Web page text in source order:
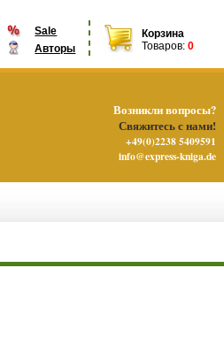
Sale
Авторы
Корзина
Товаров: 0
Возникли вопросы?
Свяжитесь с нами!
+49(0)2238 5409591
info@express-kniga.de